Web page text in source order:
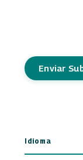
Enviar
Idioma